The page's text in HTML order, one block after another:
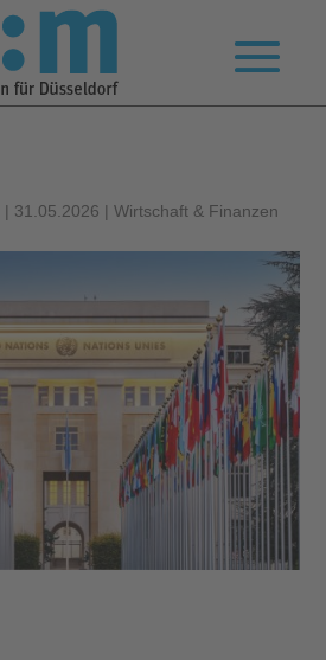
| 31.05.2026 |Wirtschaft & Finanzen